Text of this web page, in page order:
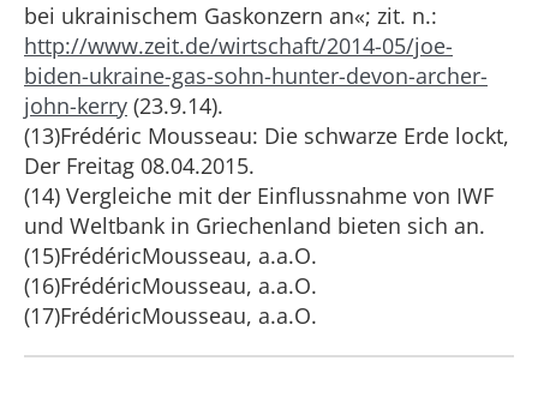
bei ukrainischem Gaskonzern an«; zit. n.:
http://www.zeit.de/wirtschaft/2014-05/joe-
biden-ukraine-gas-sohn-hunter-devon-archer-
john-kerry (23.9.14).
(13)Frédéric Mousseau: Die schwarze Erde lockt,
Der Freitag 08.04.2015.
(14) Vergleiche mit der Einflussnahme von IWF
und Weltbank in Griechenland bieten sich an.
(15)FrédéricMousseau, a.a.O.
(16)FrédéricMousseau, a.a.O.
(17)FrédéricMousseau, a.a.O.